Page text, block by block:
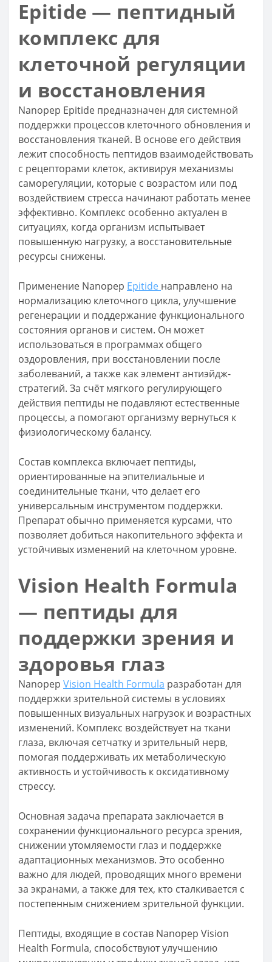
Epitide — пептидный
комплекс для
клеточной регуляции
и восстановления
Nanopep Epitide предназначен для системной
поддержки процессов клеточного обновления и
восстановления тканей. В основе его действия
лежит способность пептидов взаимодействовать
с рецепторами клеток, активируя механизмы
саморегуляции, которые с возрастом или под
воздействием стресса начинают работать менее
эффективно. Комплекс особенно актуален в
ситуациях, когда организм испытывает
повышенную нагрузку, а восстановительные
ресурсы снижены.
Применение Nanopep Epitide направлено на
нормализацию клеточного цикла, улучшение
регенерации и поддержание функционального
состояния органов и систем. Он может
использоваться в программах общего
оздоровления, при восстановлении после
заболеваний, а также как элемент антиэйдж-
стратегий. За счёт мягкого регулирующего
действия пептиды не подавляют естественные
процессы, а помогают организму вернуться к
физиологическому балансу.
Состав комплекса включает пептиды,
ориентированные на эпителиальные и
соединительные ткани, что делает его
универсальным инструментом поддержки.
Препарат обычно применяется курсами, что
позволяет добиться накопительного эффекта и
устойчивых изменений на клеточном уровне.
Vision Health Formula
— пептиды для
поддержки зрения и
здоровья глаз
Nanopep Vision Health Formula разработан для
поддержки зрительной системы в условиях
повышенных визуальных нагрузок и возрастных
изменений. Комплекс воздействует на ткани
глаза, включая сетчатку и зрительный нерв,
помогая поддерживать их метаболическую
активность и устойчивость к оксидативному
стрессу.
Основная задача препарата заключается в
сохранении функционального ресурса зрения,
снижении утомляемости глаз и поддержке
адаптационных механизмов. Это особенно
важно для людей, проводящих много времени
за экранами, а также для тех, кто сталкивается с
постепенным снижением зрительной функции.
Пептиды, входящие в состав Nanopep Vision
Health Formula, способствуют улучшению